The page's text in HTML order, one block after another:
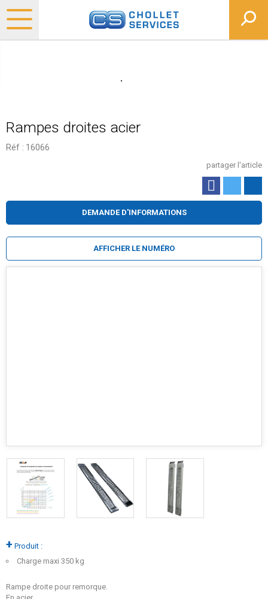
Rampes droites acier
Réf : 16066
+ Produit :
Charge maxi 350 kg
partager l'article
Rampe droite pour remorque.
DEMANDE D'INFORMATIONS
AFFICHER LE NUMÉRO